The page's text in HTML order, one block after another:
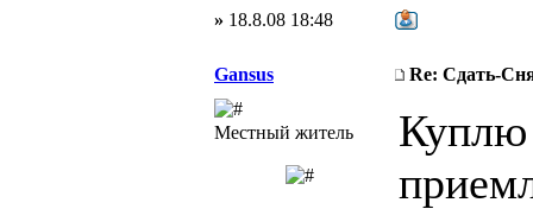
» 18.8.08 18:48
Gansus Re: Сдать-
Местный житель
Куплю